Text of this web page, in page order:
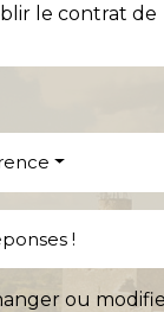
le contrat de
!
ou